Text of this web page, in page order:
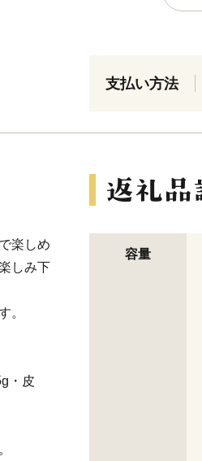
支払い方法
楽しめ
しみ下
。
・皮
容量